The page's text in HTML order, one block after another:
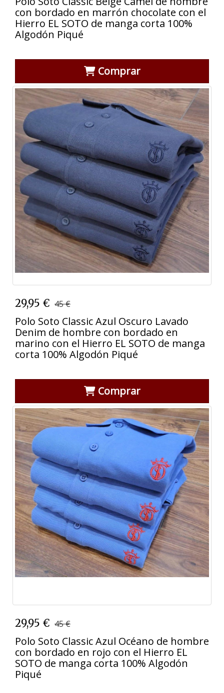
con bordado en marrón chocolate con el
Hierro EL SOTO de manga corta 100%
Algodón Piqué
Comprar
29,95 € 45 €
Polo Soto Classic Azul Oscuro Lavado
Denim de hombre con bordado en
marino con el Hierro EL SOTO de manga
corta 100% Algodón Piqué
Comprar
29,95 € 45 €
Polo Soto Classic Azul Océano de hombre
con bordado en rojo con el Hierro EL
SOTO de manga corta 100% Algodón
Piqué